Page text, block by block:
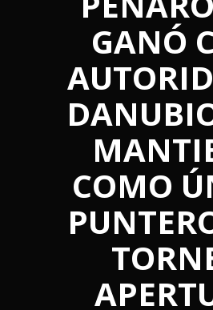
GANÓ
COMO